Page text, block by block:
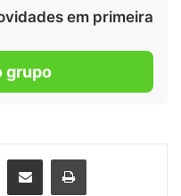
em primeira
grupo
Compartilhar via e-mail Imprimir